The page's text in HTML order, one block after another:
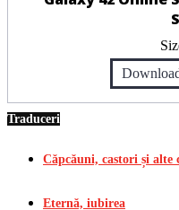
Traduceri
Căpcăuni, castori și alte
Eternă, iubirea